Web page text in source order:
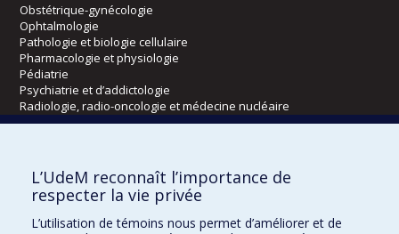
Obstétrique-gynécologie
Ophtalmologie
Pathologie et biologie cellulaire
Pharmacologie et physiologie
Pédiatrie
Psychiatrie et d’addictologie
Radiologie, radio-oncologie et médecine nucléaire
Kinésiologie et des sciences de l’activité physique
Orthophonie et audiologie
Réadaptation
L’UdeM reconnaît l’importance de
respecter la vie privée
L’utilisation de témoins nous permet d’améliorer et de